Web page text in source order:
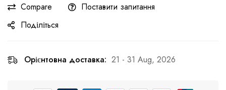
Compare
Поставити запитання
Поділіться
Орієнтовна доставка: 21 - 31 Aug, 2026